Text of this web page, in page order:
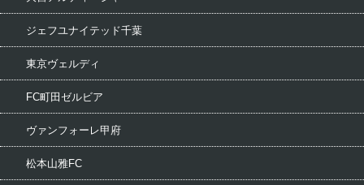
ジェフユナイテッド千葉
東京ヴェルディ
FC町田ゼルビア
ヴァンフォーレ甲府
松本山雅FC